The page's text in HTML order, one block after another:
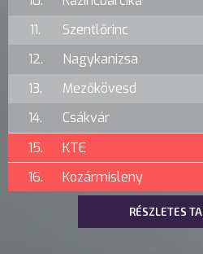
11.
Szentlőrinc
12.
Nagykanizsa
13.
Mezőkövesd
14.
Csákvár
15.
KTE
16.
Kozármisleny
RÉSZLETES